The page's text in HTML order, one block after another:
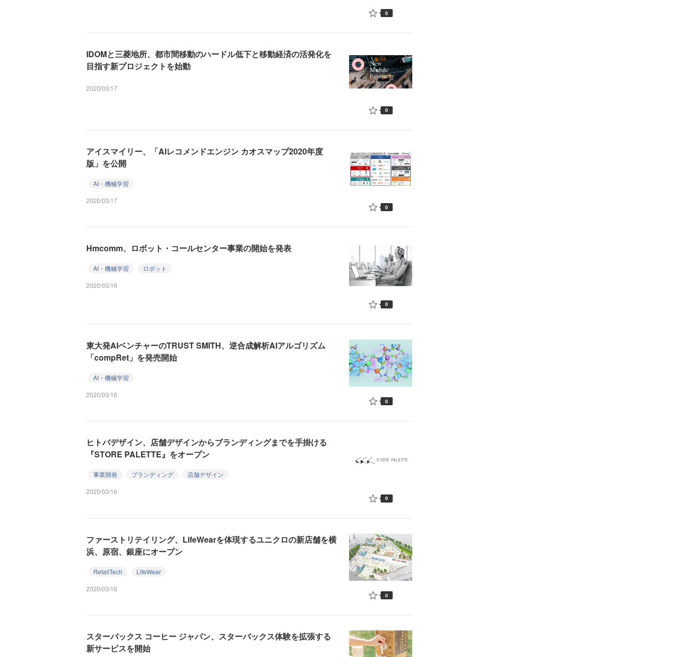
0
IDOMと三菱地所、都市間移動のハードル低下と移動経済の活発化を
目指す新プロジェクトを始動
2020/03/17
0
アイスマイリー、「AIレコメンドエンジン カオスマップ2020年度
版」を公開
AI・機械学習
2020/03/17
0
Hmcomm、ロボット・コールセンター事業の開始を発表
AI・機械学習
ロボット
2020/03/16
0
東大発AIベンチャーのTRUST SMITH、逆合成解析AIアルゴリズム
「compRet」を発売開始
AI・機械学習
2020/03/16
0
ヒトバデザイン、店舗デザインからブランディングまでを手掛ける
『STORE PALETTE』をオープン
事業開発 ブランディング
店舗デザイン
2020/03/16
0
ファーストリテイリング、LifeWearを体現するユニクロの新店舗を横
浜、原宿、銀座にオープン
RetailTech
LifeWear
2020/03/16
0
スターバックス コーヒー ジャパン、スターバックス体験を拡張する
新サービスを開始